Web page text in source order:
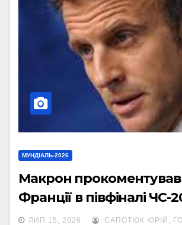
МУНДІАЛЬ-2026
Макрон
Франції в півфіналі ЧС-
ЛИП 15, 2026 САПОТЮК ЮРІЙ,